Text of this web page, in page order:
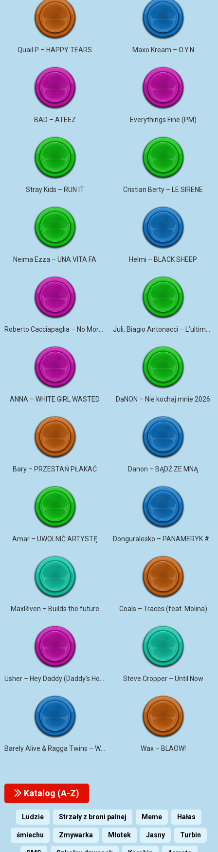
Quail P – HAPPY TEARS Maxo Kream – O.Y.N
BAD – ATEEZ Everythings Fine (PM)
Stray Kids – RUN IT Cristian Berty – LE SIRENE
Neima Ezza – UNA VITA FA Helmi – BLACK SHEEP
Roberto Cacciapaglia – No More Violence
ANNA – WHITE GIRL WASTED DaNON – Nie kochaj mnie 2026
Bary – PRZESTAŃ PŁAKAĆ Danon – BĄDŹ ZE MNĄ
Amar – UWOLNIĆ ARTYSTĘ
MaxRiven – Builds the future Coals – Traces (feat. Molina)
Steve Cropper – Until Now
Barely Alive & Ragga Twins – We Set It Wax – BLAOW!
Katalog (A-Z)
Ludzie Strzały z broni palnej Meme Hałas
śmiechu Zmywarka Młotek Jasny Turbin